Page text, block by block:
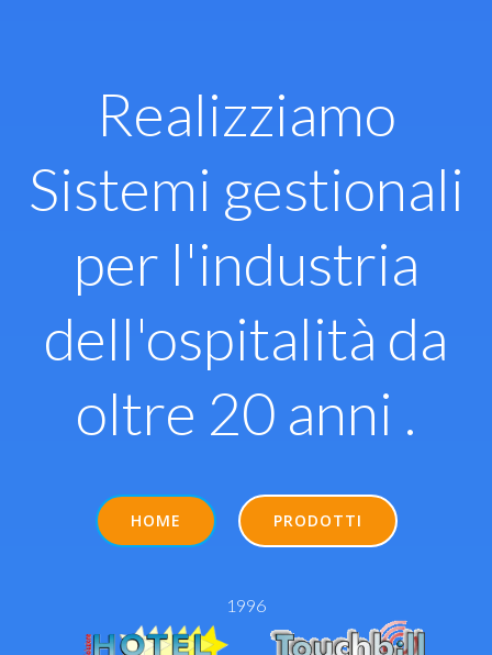
Realizziamo
Sistemi gestionali
per l'industria
dell'ospitalità da
oltre 20 anni .
HOME PRODOTTI
1996